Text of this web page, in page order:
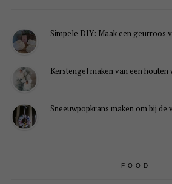
Simpele DIY: Maak een geurroos
Kerstengel maken van een houten
Sneeuwpopkrans maken om bij
FOOD